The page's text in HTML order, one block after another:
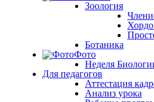
Зоология
Ботаника
Фото
Неделя
Для педагогов
Аттестация
Анализ урока